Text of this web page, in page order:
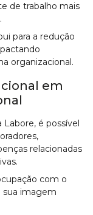
de trabalho mais
para a redução
organizacional.
em
Labore, é possível
relacionadas
com o
sua imagem